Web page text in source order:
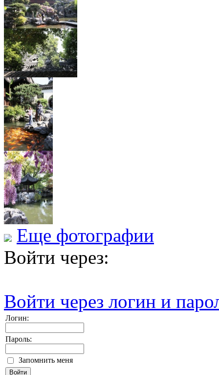
Еще фотографии
Войти через:
Войти через логин и
Логин:
Пароль:
Запомнить меня